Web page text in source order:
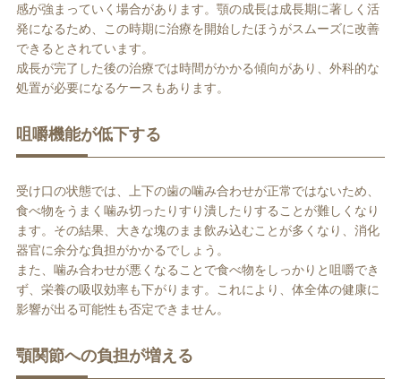
感が強まっていく場合があります。顎の成長は成長期に著しく活
発になるため、この時期に治療を開始したほうがスムーズに改善
できるとされています。
成長が完了した後の治療では時間がかかる傾向があり、外科的な
処置が必要になるケースもあります。
咀嚼機能が低下する
受け口の状態では、上下の歯の噛み合わせが正常ではないため、
食べ物をうまく噛み切ったりすり潰したりすることが難しくなり
ます。その結果、大きな塊のまま飲み込むことが多くなり、消化
器官に余分な負担がかかるでしょう。
また、噛み合わせが悪くなることで食べ物をしっかりと咀嚼でき
ず、栄養の吸収効率も下がります。これにより、体全体の健康に
影響が出る可能性も否定できません。
顎関節への負担が増える